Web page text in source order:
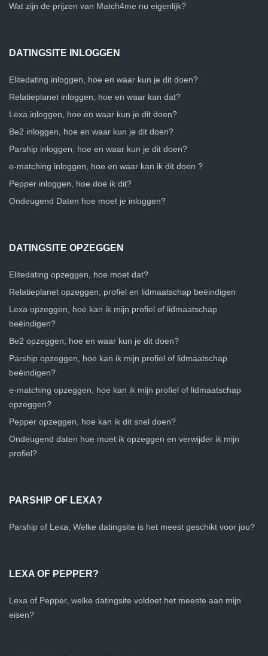
Wat zijn de prijzen van Match4me nu eigenlijk?
DATINGSITE INLOGGEN
Elitedating inloggen, hoe en waar kun je dit doen?
Relatieplanet inloggen, hoe en waar kan dat?
Lexa inloggen, hoe en waar kun je dit doen?
Be2 inloggen, hoe en waar kun je dit doen?
Parship inloggen, hoe en waar kun je dit doen?
e-matching inloggen, hoe en waar kan ik dit doen ?
Pepper inloggen, hoe doe ik dit?
Ondeugend Daten hoe moet je inloggen?
DATINGSITE OPZEGGEN
Elitedating opzeggen, hoe moet dat?
Relatieplanet opzeggen, profiel en lidmaatschap beëindigen
Lexa opzeggen, hoe kan ik mijn profiel of lidmaatschap
beëindigen?
Be2 opzeggen, hoe en waar kun je dit doen?
Parship opzeggen, hoe kan ik mijn profiel of lidmaatschap
beëindigen?
e-matching opzeggen, hoe kan ik mijn profiel of lidmaatschap
opzeggen?
Pepper opzeggen, hoe kan ik dit snel doen?
Ondeugend daten hoe moet ik opzeggen en verwijder ik mijn
profiel?
PARSHIP OF LEXA?
Parship of Lexa, Welke datingsite is het meest geschikt voor jou?
LEXA OF PEPPER?
Lexa of Pepper, welke datingsite voldoet het meeste aan mijn
eisen?